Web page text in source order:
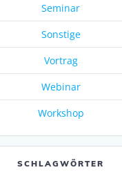
Seminar
Sonstige
Vortrag
Webinar
Workshop
SCHLAGWÖRTER